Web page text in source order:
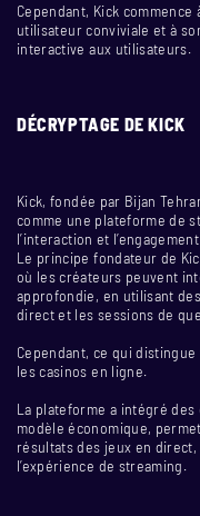
Cependant, Kick
utilisateur conviviale et à
interactive aux utilisateurs.
DÉCRYPTAGE DE KICK
Kick, fondée par Bijan
comme une plateforme de
l’interaction et
Le principe fondateur de
où les créateurs peuvent
approfondie, en utilisant
direct et les sessions de
Cependant, ce qui
les casinos en ligne.
La plateforme a intégré
modèle économique,
résultats des jeux en
l’expérience de streaming.